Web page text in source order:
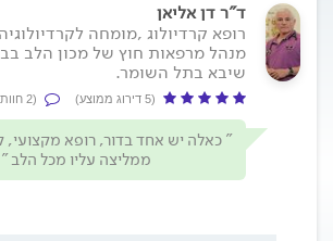
ד"ר דן אליאן
רופא קרדיולוג ,מומחה לקרדיולוגיה
מנהל מרפאות חוץ של מכון הלב
שיבא בתל השומר.
(5 דירוג ממוצע) (2 חוות דעת)
כאלה יש אחד בדור, רופא מקצועי,
ממליצה עליו מכל הלב